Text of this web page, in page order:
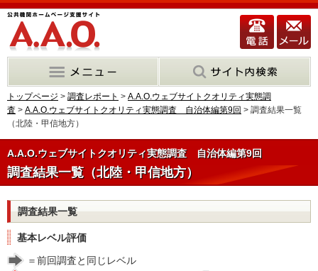
トップページ > 調査レポート > A.A.O.ウェブサイトクオリティ実態調
査 > A.A.O.ウェブサイトクオリティ実態調査 自治体編第9回 > 調査結果一覧
（北陸・甲信地方）
A.A.O.ウェブサイトクオリティ実態調査 自治体編第9回
調査結果一覧（北陸・甲信地方）
調査結果一覧
基本レベル評価
＝前回調査と同じレベル